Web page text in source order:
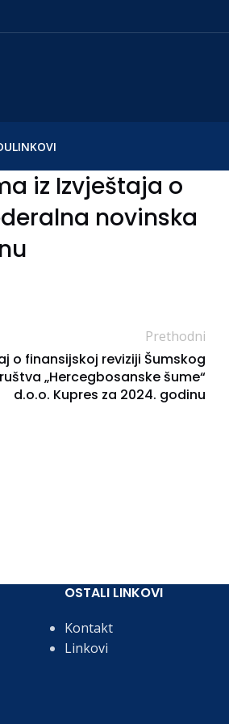
LINKOVI
iz Izvještaja o
novinska
Prethodni
o finansijskoj reviziji Šumskog
„Hercegbosanske šume“
d.o.o. Kupres za 2024. godinu
OSTALI LINKOVI
Kontakt
Linkovi